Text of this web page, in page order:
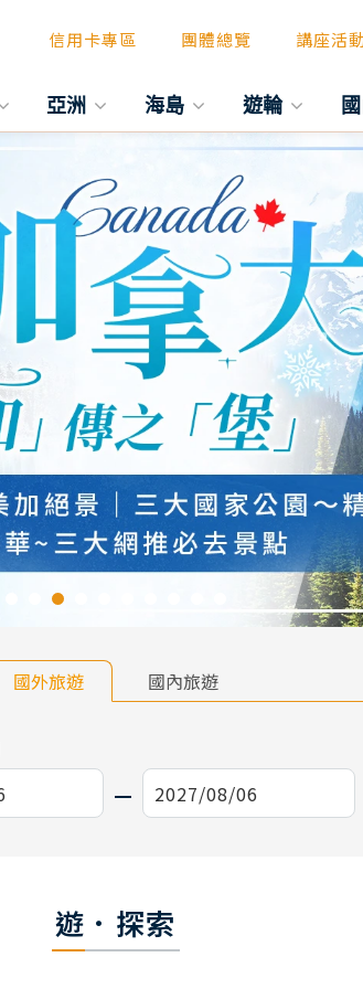
信用卡專區 團體總覽 講座活
亞洲 海島 遊輪
國外旅遊 國內旅遊
遊．探索